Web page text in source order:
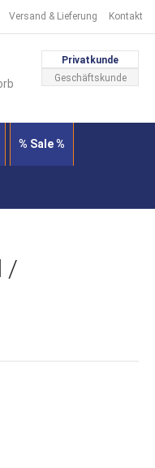
Versand & Lieferung Kontakt
Privatkunde
Geschäftskunde
% Sale %
/